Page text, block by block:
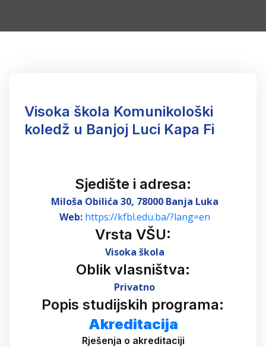
Visoka škola Komunikološki
koledž u Banjoj Luci Kapa Fi
Sjedište i adresa:
Miloša Obilića 30, 78000 Banja Luka
Web: https://kfbl.edu.ba/?lang=en
Vrsta VŠU:
Visoka škola
Oblik vlasništva:
Privatno
Popis studijskih programa:
Akreditacija
Rješenja o akreditaciji